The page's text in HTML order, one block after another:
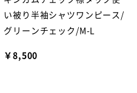
い被り半袖シャツワンピース/
グリーンチェック/M-L
￥8,500